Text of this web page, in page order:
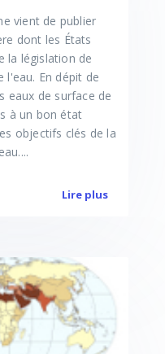
vient de publier
dont les États
la législation de
l'eau. En dépit de
eaux de surface de
à un bon état
objectifs clés de la
Lire plus